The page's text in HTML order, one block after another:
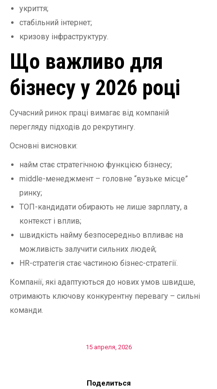
укриття;
стабільний інтернет;
кризову інфраструктуру.
Що важливо для
бізнесу у 2026 році
Сучасний ринок праці вимагає від компаній
перегляду підходів до рекрутингу.
Основні висновки:
найм стає стратегічною функцією бізнесу;
middle-менеджмент – головне “вузьке місце”
ринку;
ТОП-кандидати обирають не лише зарплату, а
контекст і вплив;
швидкість найму безпосередньо впливає на
можливість залучити сильних людей;
HR-стратегія стає частиною бізнес-стратегії.
Компанії, які адаптуються до нових умов швидше,
отримають ключову конкурентну перевагу – сильні
команди.
15 апреля, 2026
Поделиться